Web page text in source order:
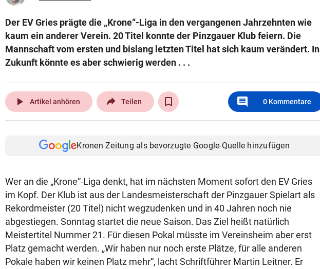
Der EV Gries prägte die „Krone“-Liga in den vergangenen Jahrzehnten wie
kaum ein anderer Verein. 20 Titel konnte der Pinzgauer Klub feiern. Die
Mannschaft vom ersten und bislang letzten Titel hat sich kaum verändert. In
Zukunft könnte es aber schwierig werden . . .
play_arrow Artikel anhören Teilen comment 0 Kommentare
Kronen Zeitung als bevorzugte Google-Quelle hinzufügen
Wer an die „Krone“-Liga denkt, hat im nächsten Moment sofort den EV Gries
im Kopf. Der Klub ist aus der Landesmeisterschaft der Pinzgauer Spielart als
Rekordmeister (20 Titel) nicht wegzudenken und in 40 Jahren noch nie
abgestiegen. Sonntag startet die neue Saison. Das Ziel heißt natürlich
Meistertitel Nummer 21. Für diesen Pokal müsste im Vereinsheim aber erst
Platz gemacht werden. „Wir haben nur noch erste Plätze, für alle anderen
Pokale haben wir keinen Platz mehr“, lacht Schriftführer Martin Leitner. Er